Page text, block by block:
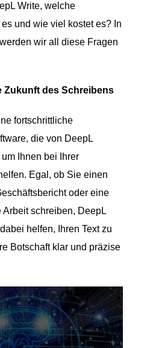
Write, welche
und wie viel kostet es? In
wir all diese Fragen
Zukunft des Schreibens
fortschrittliche
die von DeepL
Ihnen bei Ihrer
Egal, ob Sie einen
oder eine
schreiben, DeepL
helfen, Ihren Text zu
Botschaft klar und präzise